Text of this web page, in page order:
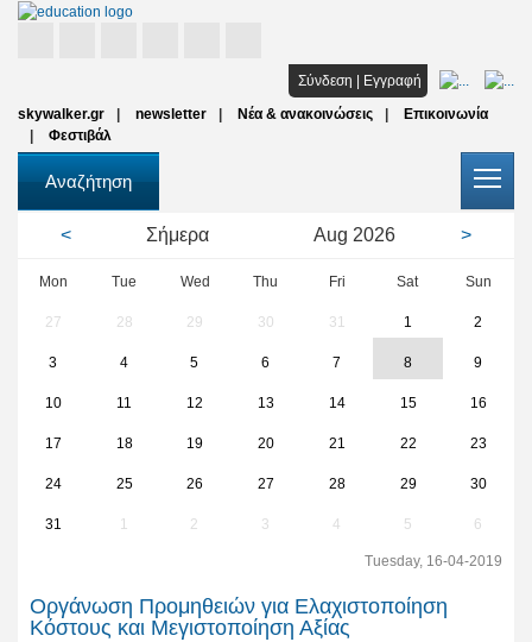
Σύνδεση | Εγγραφή
skywalker.gr
newsletter Νέα & ανακοινώσεις
Επικοινωνία
Φεστιβάλ
Αναζήτηση
Σπουδές
Υποτροφίες
Όλοι οι φορείς
Αρθρα
< Σήμερα Aug 2026 >
Mon Tue Wed Thu Fri Sat Sun
27 28 29 30 31 1 2
3 4 5 6 7 8 9
10 11 12 13 14 15 16
17 18 19 20 21 22 23
24 25 26 27 28 29 30
31 1 2 3 4 5 6
Tuesday, 16-04-2019
Οργάνωση Προμηθειών για Ελαχιστοποίηση
Κόστους και Μεγιστοποίηση Αξίας